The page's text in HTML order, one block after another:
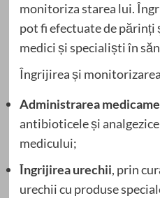
monitoriza starea lui.
pot fi efectuate de
medici și specialiști în
Îngrijirea și
Administrarea
antibioticele și
medicului;
Îngrijirea urechii, prin
urechii cu produse